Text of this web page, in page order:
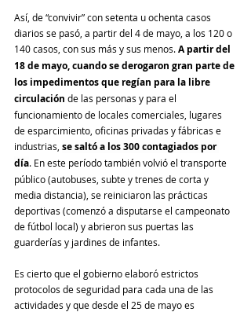
Así, de “convivir” con setenta u ochenta casos
diarios se pasó, a partir del 4 de mayo, a los 120 o
140 casos, con sus más y sus menos. A partir del
18 de mayo, cuando se derogaron gran parte de
los impedimentos que regían para la libre
circulación de las personas y para el
funcionamiento de locales comerciales, lugares
de esparcimiento, oficinas privadas y fábricas e
industrias, se saltó a los 300 contagiados por
día. En este período también volvió el transporte
público (autobuses, subte y trenes de corta y
media distancia), se reiniciaron las prácticas
deportivas (comenzó a disputarse el campeonato
de fútbol local) y abrieron sus puertas las
guarderías y jardines de infantes.
Es cierto que el gobierno elaboró estrictos
protocolos de seguridad para cada una de las
actividades y que desde el 25 de mayo es